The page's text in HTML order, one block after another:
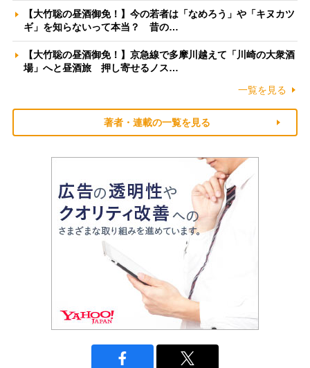
【大竹聡の昼酒御免！】今の若者は「なめろう」や「キヌカツ
ギ」を知らないって本当？ 昔の…
【大竹聡の昼酒御免！】京急線で多摩川越えて「川崎の大衆酒
場」へと昼酒旅 押し寄せるノス…
一覧を見る
著者・連載の一覧を見る